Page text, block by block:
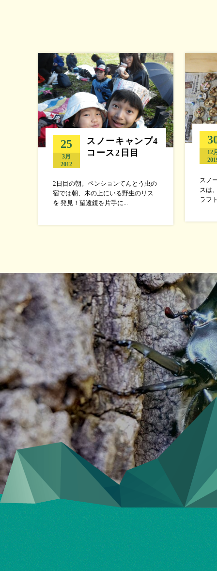
25
3月
2012
スノーキャンプ4
コース2日目
2日目の朝。ペンションてんとう虫の
宿では朝、木の上にいる野生のリス
を 発見！望遠鏡を片手に...
12
スノ
スは
ラフ